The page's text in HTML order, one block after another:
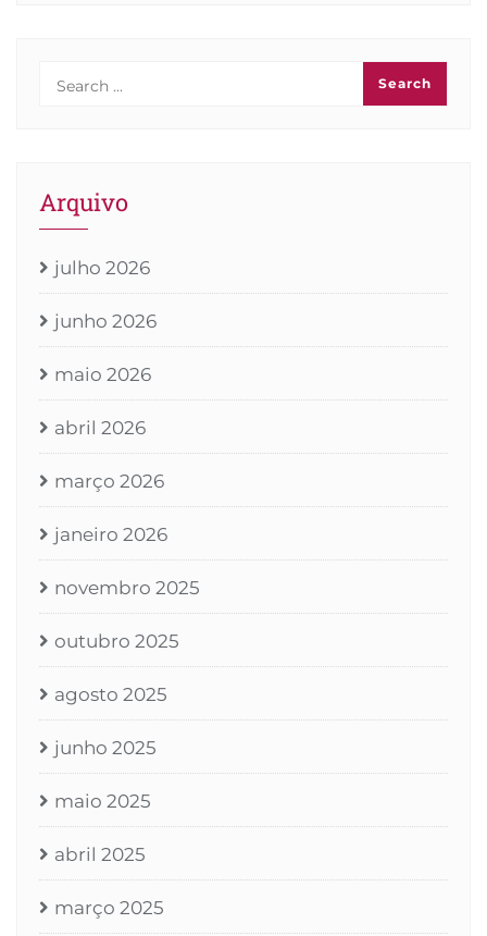
Arquivo
julho 2026
junho 2026
maio 2026
abril 2026
março 2026
janeiro 2026
novembro 2025
outubro 2025
agosto 2025
junho 2025
maio 2025
abril 2025
março 2025